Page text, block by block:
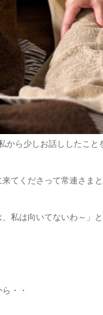
から少しお話ししたこと
てくださって常連さま
私は向いてないわ～」
・・